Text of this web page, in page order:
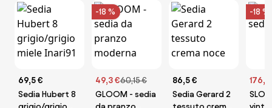
69,5 €
Sedia Hubert 8
-18 %
49,3 €60,15 €
GLOOM - sedia
86,5 €
Sedia Gerard 2
-18 %